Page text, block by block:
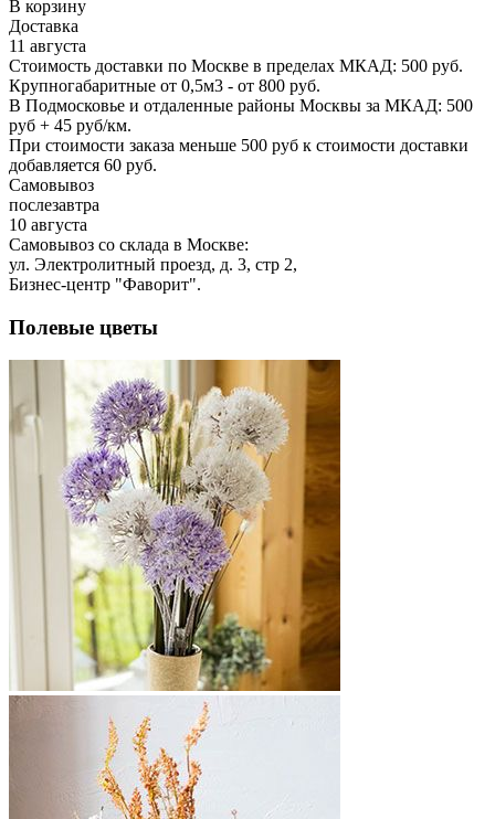
В корзину
Доставка
11 августа
Стоимость доставки по Москве в пределах МКАД: 500 руб.
Крупногабаритные от 0,5м3 - от 800 руб.
В Подмосковье и отдаленные районы Москвы за МКАД: 500
руб + 45 руб/км.
При стоимости заказа меньше 500 руб к стоимости доставки
добавляется 60 руб.
Самовывоз
послезавтра
10 августа
Самовывоз со склада в Москве:
ул. Электролитный проезд, д. 3, стр 2,
Бизнес-центр "Фаворит".
Полевые цветы